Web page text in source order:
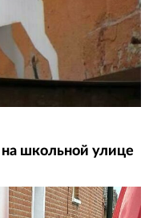
школьной улице